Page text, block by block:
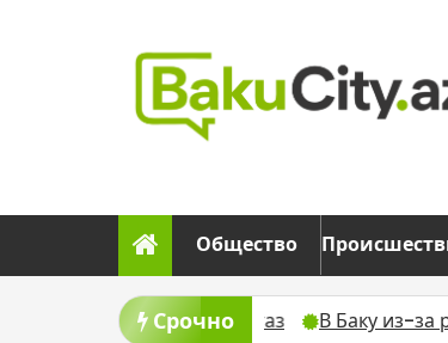
Общество
Срочно
отключат газ В Баку из-за